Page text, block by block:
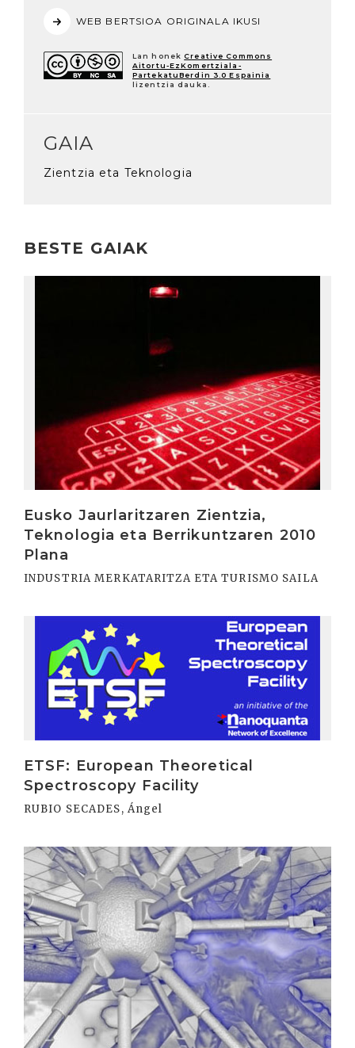
WEB BERTSIOA ORIGINALA IKUSI
Lan honek Creative Commons
Aitortu-EzKomertziala-
PartekatuBerdin 3.0 Espainia
lizentzia dauka.
GAIA
Zientzia eta Teknologia
BESTE GAIAK
Eusko Jaurlaritzaren Zientzia,
Teknologia eta Berrikuntzaren 2010
Plana
INDUSTRIA MERKATARITZA ETA TURISMO SAILA
ETSF: European Theoretical
Spectroscopy Facility
RUBIO SECADES, Ángel
Irakurri